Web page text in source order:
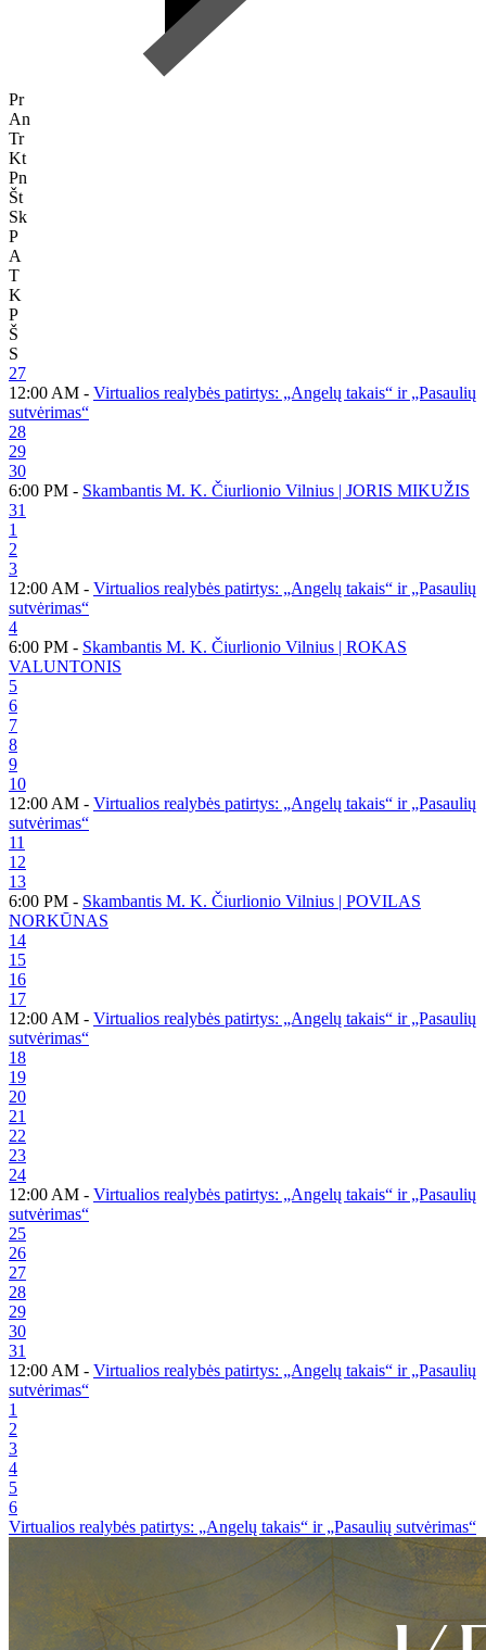
Pr
An
Tr
Kt
Pn
Št
Sk
P
A
T
K
P
Š
S
27
12:00 AM - Virtualios realybės patirtys: „Angelų takais“ ir „Pasaulių
sutvėrimas“
28
29
30
6:00 PM - Skambantis M. K. Čiurlionio Vilnius | JORIS MIKUŽIS
31
1
2
3
12:00 AM - Virtualios realybės patirtys: „Angelų takais“ ir „Pasaulių
sutvėrimas“
4
6:00 PM - Skambantis M. K. Čiurlionio Vilnius | ROKAS
VALUNTONIS
5
6
7
8
9
10
12:00 AM - Virtualios realybės patirtys: „Angelų takais“ ir „Pasaulių
sutvėrimas“
11
12
13
6:00 PM - Skambantis M. K. Čiurlionio Vilnius | POVILAS
NORKŪNAS
14
15
16
17
12:00 AM - Virtualios realybės patirtys: „Angelų takais“ ir „Pasaulių
sutvėrimas“
18
19
20
21
22
23
24
12:00 AM - Virtualios realybės patirtys: „Angelų takais“ ir „Pasaulių
sutvėrimas“
25
26
27
28
29
30
31
12:00 AM - Virtualios realybės patirtys: „Angelų takais“ ir „Pasaulių
sutvėrimas“
1
2
3
4
5
6
Virtualios realybės patirtys: „Angelų takais“ ir „Pasaulių sutvėrimas“